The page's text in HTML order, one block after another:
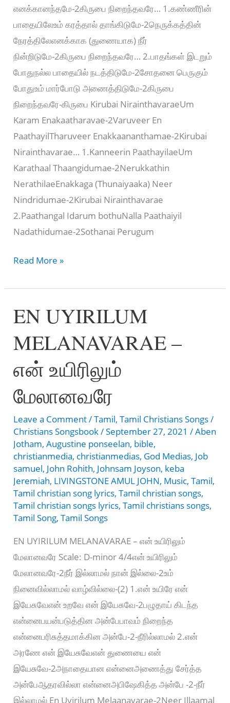
எனக்கானந்தமே-2கிருபை நிறைந்தவரே… 1.கண்ணீரின்
பாதையிலேஉம் கரத்தால் தாங்கிடுமே-2நெருக்கத்தின்
நேரத்திலேஎனக்காக (துணையாக) நீர்
நின்றிடுமே-2கிருபை நிறைந்தவரே… 2.பாதங்கள் இடறும்
போதுநல்ல பாதையில் நடத்திடுமே-2சோதனை பெருகும்
போதுஉம் மார்போடு அணைத்திடுமே-2கிருபை
நிறைந்தவரே-கிருபை Kirubai NirainthavaraeUm
Karam Enakaatharavae-2Varuveer En
PaathayilTharuveer Enakkaananthamae-2Kirubai
Nirainthavarae… 1.Kanneerin PaathayilaeUm
Karathaal Thaangidumae-2Nerukkathin
NerathilaeEnakkaga (Thunaiyaaka) Neer
Nindridumae-2Kirubai Nirainthavarae
2.Paathangal Idarum bothuNalla Paathaiyil
Nadathidumae-2Sothanai Perugum
கிருபை
–
Kirubai
Nirainthavarae
Read More »
EN UYIRILUM
MELANAVARAE –
என் உயிரிலும்
மேலானவரே
Leave a Comment/Tamil,Tamil Christians Songs/
Christians Songsbook/September 27, 2021/Aben
Jotham,Augustine ponseelan, bible,
christianmedia, christianmedias, God Medias, Job
samuel, John Rohith, Johnsam Joyson, keba
Jeremiah, LIVINGSTONE AMUL JOHN, Music,Tamil,
Tamil christian song lyrics,Tamil christian songs,
Tamil christian songs lyrics,Tamil christians songs,
Tamil Song,Tamil Songs
EN UYIRILUM MELANAVARAE – என் உயிரிலும்
மேலானவரே Scale: D-minor 4/4என் உயிரிலும்
மேலானவரே-2நீர் இல்லாமல் நான் இல்லை-2உம்
நினைவில்லாமல் வாழ்வில்லை-(2) 1.என் உயிரே என்
இயேசுவேஎன் உறவே என் இயேசுவே-2பழுதாய் கிடந்த
என்னைபயன்படுத்தின அன்பேபாவம் நிறைந்த
என்னைபரிசுத்தமாக்கின அன்பே-2-நீரில்லாமல் 2.என்
அரணே என் இயேசுவேஎன் துணையை என்
இயேசுவே-2அநாதையான என்னைஅணைத்து சேர்த்த
அன்பேஆதரவில்லா என்னைஅபிஷேகித்த அன்பே -2-நீர்
இல்லாமல் En Uyirilum Melaanavarae-2Neer Illaamal